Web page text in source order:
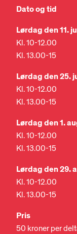
Dato og tid
Lørdag den 11.
Kl. 10-12.00
Kl. 13.00-15
Lørdag den 25.
Kl. 10-12.00
Kl. 13.00-15
Lørdag den 1.
Kl. 10-12.00
Kl. 13.00-15
Lørdag den 29.
Kl. 10-12.00
Kl. 13.00-15
Pris
50 kroner per